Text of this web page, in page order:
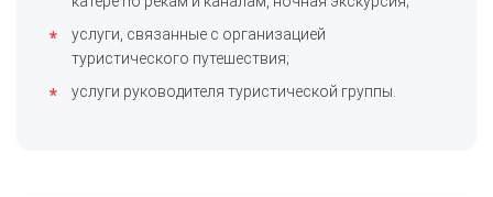
услуги, связанные с организацией
туристического путешествия;
услуги руководителя туристической группы.